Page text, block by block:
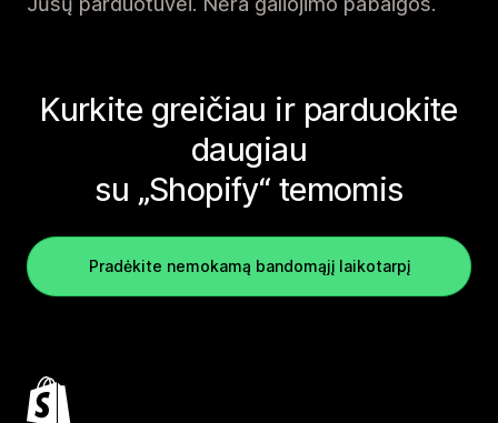
Kurkite greičiau ir parduokite
daugiau
su „Shopify“ temomis
Pradėkite nemokamą bandomąjį laikotarpį